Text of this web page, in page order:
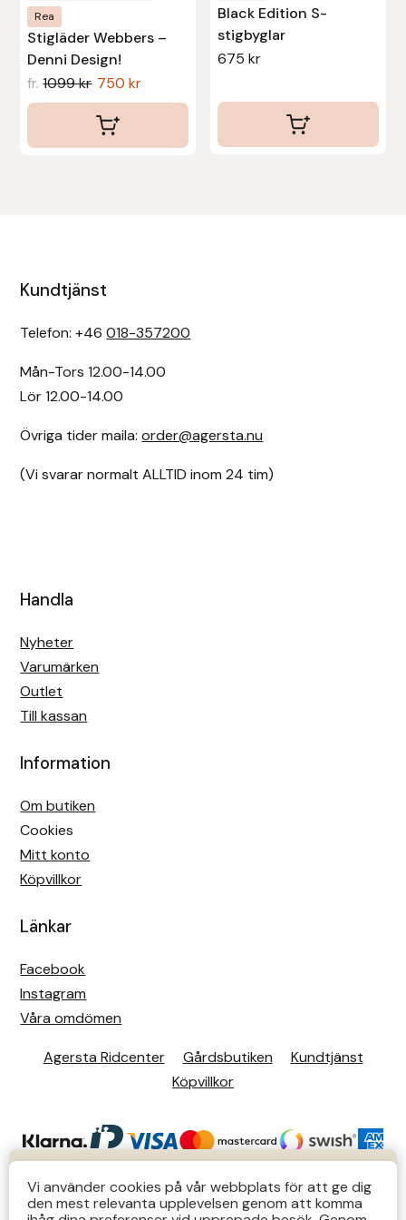
KUNDTJÄNST
Butiks- & telefontider Mån-Tors 12-14 Lör 12-14
Rea
Stigläder Webbers –
Denni Design!
fr. 1099kr 750kr
Black Edition S-
stigbyglar
675 kr
Kundtjänst
Telefon: +46018-357200
Mån-Tors 12.00-14.00
Lör 12.00-14.00
Övriga tider maila:order@agersta.nu
(Vi svarar normalt ALLTID inom 24 tim)
Handla
Nyheter
Varumärken
Outlet
Till kassan
Information
Om butiken
Cookies
Mitt konto
Köpvillkor
Länkar
Facebook
Instagram
Våra omdömen
Agersta Ridcenter Gårdsbutiken
Kundtjänst
Köpvillkor
Vi använder cookies på vår webbplats för att ge dig
den mest relevanta upplevelsen genom att komma